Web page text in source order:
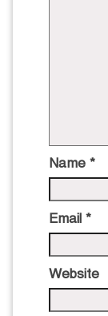
Name *
Email *
Website